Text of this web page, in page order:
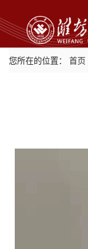
您所在的位置： 首页